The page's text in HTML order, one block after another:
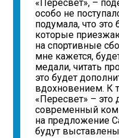
«Пересвет», –
особо не
подумала, что
которые
на спортивные
мне кажется,
медали, читать
это будет
вдохновением. К
«Пересвет» – это
современный
на предложение
будут